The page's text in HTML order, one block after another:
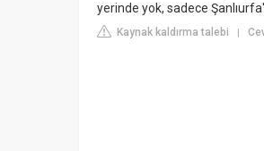
yerinde yok, sadece
Kaynak kaldırma talebi |